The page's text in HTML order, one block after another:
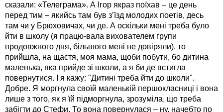
сказали: «Телеграма». А Ігор якраз поїхав – це день
перед тим – якийсь там був з’їзд молодих поетів, десь
там чи у Брюховичах, чи де. А оскільки мені треба було
йти в школу (я працю-вала вихователем групи
продовжного дня, більшого мені не довіряли), то
прийшла, на щастя, моя мама, щоби побути, бо дитина
маленька, яка прийде зі школи, а я би де встигла
повернутися. І я кажу: "Дитині треба йти до школи".
Добре. Я моргнула своїй маленькій першокласниці і вона
лише з того, як я їй підморгнула, зрозуміла, що треба
забігти до Стефи. То вона повернулася – ну, начебто по